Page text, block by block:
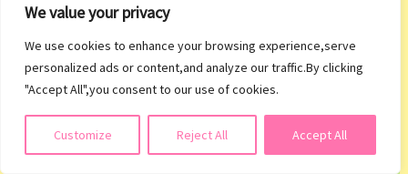
We value your privacy
We use cookies to enhance your browsing experience,serve
personalized ads or content,and analyze our traffic.By clicking
"Accept All",you consent to our use of cookies.
Customize Reject All Accept All
Holly Black(3) Jennifer L. Armentrout
Jennifer Lynn Barnes(4) Lux(6)
Negocios(4) Novedades literarias(39)
Suscribirse